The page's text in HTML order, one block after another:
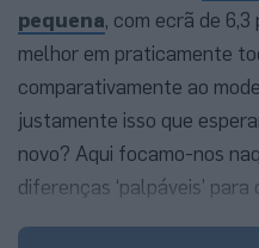
pequena, com ecrã de
melhor em praticamente
comparativamente ao
justamente isso que
novo? Aqui focamo-nos
diferenças ‘palpáveis’